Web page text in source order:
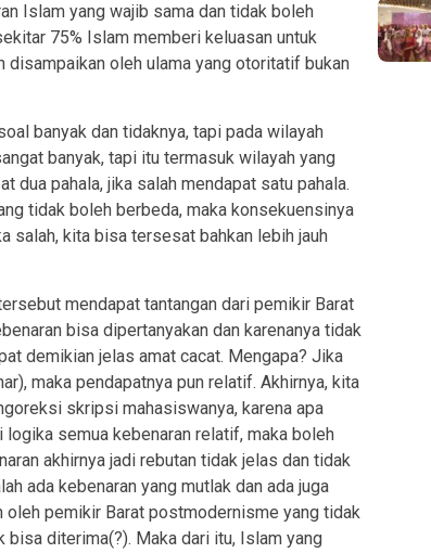
Islam yang wajib sama dan tidak boleh
75% Islam memberi keluasan untuk
oleh ulama yang otoritatif bukan
banyak dan tidaknya, tapi pada wilayah
banyak, tapi itu termasuk wilayah yang
dua pahala, jika salah mendapat satu pahala.
tidak boleh berbeda, maka konsekuensinya
salah, kita bisa tersesat bahkan lebih jauh
mendapat tantangan dari pemikir Barat
bisa dipertanyakan dan karenanya tidak
demikian jelas amat cacat. Mengapa? Jika
maka pendapatnya pun relatif. Akhirnya, kita
skripsi mahasiswanya, karena apa
semua kebenaran relatif, maka boleh
akhirnya jadi rebutan tidak jelas dan tidak
ada kebenaran yang mutlak dan ada juga
oleh pemikir Barat postmodernisme yang tidak
bisa diterima(?). Maka dari itu, Islam yang